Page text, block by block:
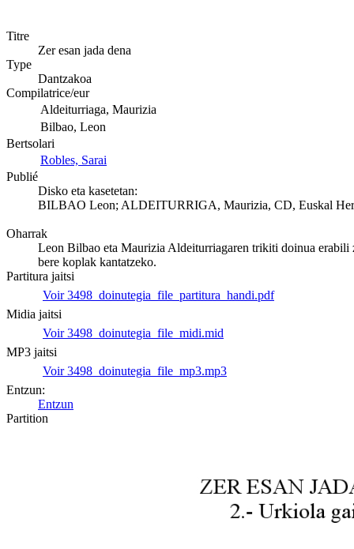
Titre
Zer esan jada dena
Type
Dantzakoa
Compilatrice/eur
Aldeiturriaga, Maurizia
Bilbao, Leon
Bertsolari
Robles, Sarai
Publié
Disko eta kasetetan:
BILBAO Leon; ALDEITURRIGA, Maurizia, CD, Euskal
Oharrak
Leon Bilbao eta Maurizia Aldeiturriagaren trikiti doinua erabili
bere koplak kantatzeko.
Partitura jaitsi
Voir 3498_doinutegia_file_partitura_handi.pdf
Midia jaitsi
Voir 3498_doinutegia_file_midi.mid
MP3 jaitsi
Voir 3498_doinutegia_file_mp3.mp3
Entzun:
Entzun
Partition